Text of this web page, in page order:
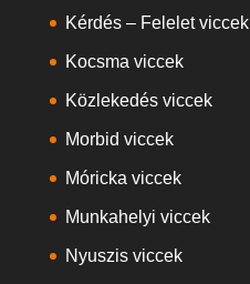
Kérdés – Felelet viccek
Kocsma viccek
Közlekedés viccek
Morbid viccek
Móricka viccek
Munkahelyi viccek
Nyuszis viccek